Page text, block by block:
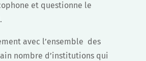
et questionne le
avec l’ensemble des
nombre d’institutions qui